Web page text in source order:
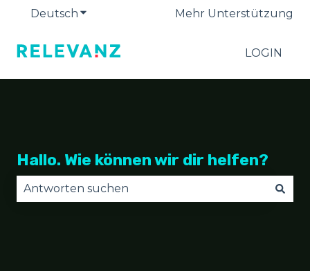
Deutsch Untermenü für Übersetzungen
Mehr Unterstützung
LOGIN
Hallo. Wie können wir dir helfen?